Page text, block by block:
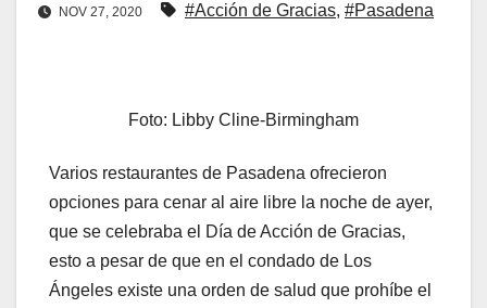
NOV 27, 2020 #Acción de Gracias, #Pasadena
Foto: Libby Cline-Birmingham
Varios restaurantes de Pasadena ofrecieron
opciones para cenar al aire libre la noche de ayer,
que se celebraba el Día de Acción de Gracias,
esto a pesar de que en el condado de Los
Ángeles existe una orden de salud que prohíbe el